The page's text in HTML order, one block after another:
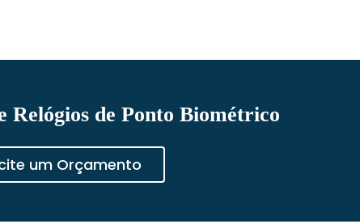
Relógios de Ponto Biométrico
um Orçamento